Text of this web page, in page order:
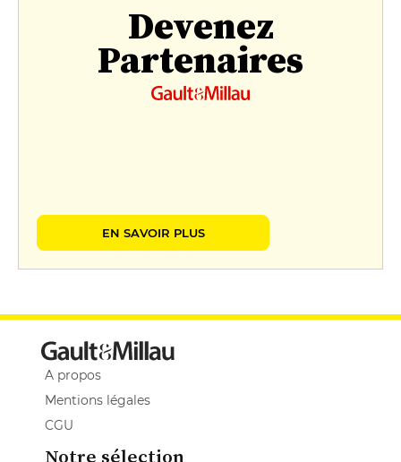
Devenez
Partenaires
EN SAVOIR PLUS
A propos
Mentions légales
CGU
Notre sélection